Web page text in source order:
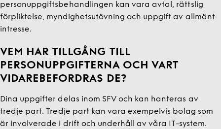
personuppgiftsbehandlingen kan vara avtal, rättslig
förpliktelse, myndighetsutövning och uppgift av allmänt
intresse.
VEM HAR TILLGÅNG TILL
PERSONUPPGIFTERNA OCH VART
VIDAREBEFORDRAS DE?
Dina uppgifter delas inom SFV och kan hanteras av
tredje part. Tredje part kan vara exempelvis bolag som
är involverade i drift och underhåll av våra IT-system.